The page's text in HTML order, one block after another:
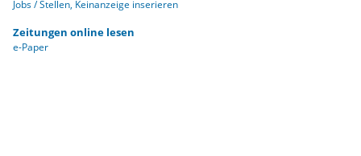
Jobs / Stellen Keinanzeige inserieren
Zeitungen online lesen
e-Paper